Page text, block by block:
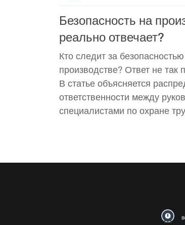
Безопасность на
реально отвечает?
Кто следит за
производстве? Ответ не так
В статье объясняется
ответственности между
специалистами по охране
себя и коллег на рабочем